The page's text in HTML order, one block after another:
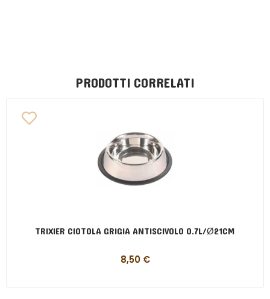
PRODOTTI CORRELATI
TRIXIER CIOTOLA GRIGIA ANTISCIVOLO 0.7L/Ø21CM
8,50 €